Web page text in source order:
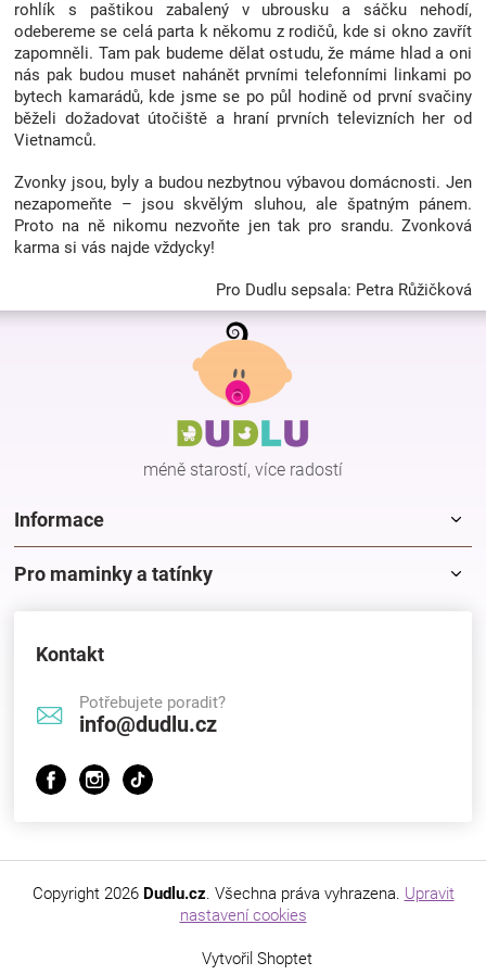
rohlík s paštikou zabalený v ubrousku a sáčku nehodí,
odebereme se celá parta k někomu z rodičů, kde si okno zavřít
zapomněli. Tam pak budeme dělat ostudu, že máme hlad a oni
nás pak budou muset nahánět prvními telefonními linkami po
bytech kamarádů, kde jsme se po půl hodině od první svačiny
běželi dožadovat útočiště a hraní prvních televizních her od
Vietnamců.
Zvonky jsou, byly a budou nezbytnou výbavou domácnosti. Jen
nezapomeňte – jsou skvělým sluhou, ale špatným pánem.
Proto na ně nikomu nezvoňte jen tak pro srandu. Zvonková
karma si vás najde vždycky!
Pro Dudlu sepsala: Petra Růžičková
Z
méně starostí, více radostí
Informace
Pro maminky a tatínky
Kontakt
Potřebujete poradit?
info@dudlu.cz
Vytvořil Shoptet
Copyright 2026 Dudlu.cz. Všechna práva vyhrazena. Upravit
nastavení cookies